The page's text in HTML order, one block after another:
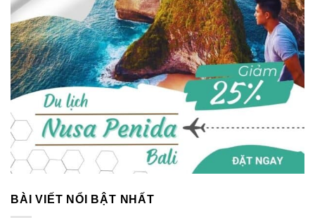
BÀI VIẾT NỔI BẬT NHẤT